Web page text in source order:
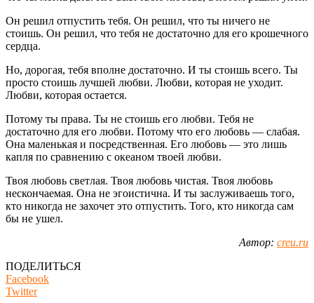
Он решил отпустить тебя. Он решил, что ты ничего не
стоишь. Он решил, что тебя не достаточно для его крошечного
сердца.
Но, дорогая, тебя вполне достаточно. И ты стоишь всего. Ты
просто стоишь лучшей любви. Любви, которая не уходит.
Любви, которая остается.
Потому ты права. Ты не стоишь его любви. Тебя не
достаточно для его любви. Потому что его любовь — слабая.
Она маленькая и посредственная. Его любовь — это лишь
капля по сравнению с океаном твоей любви.
Твоя любовь светлая. Твоя любовь чистая. Твоя любовь
нескончаемая. Она не эгоистична. И ты заслуживаешь того,
кто никогда не захочет это отпустить. Того, кто никогда сам
бы не ушел.
Автор: creu.ru
ПОДЕЛИТЬСЯ
Facebook
Twitter